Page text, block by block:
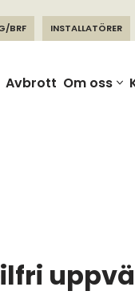
BRF INSTALLATÖRER
Avbrott Om oss